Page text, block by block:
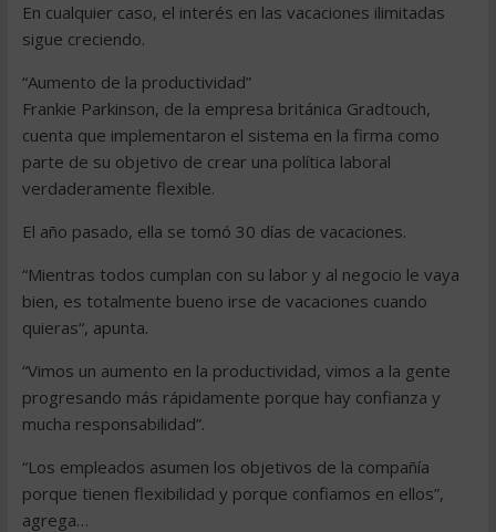
En cualquier caso, el interés en las vacaciones ilimitadas
sigue creciendo.
“Aumento de la productividad”
Frankie Parkinson, de la empresa británica Gradtouch,
cuenta que implementaron el sistema en la firma como
parte de su objetivo de crear una política laboral
verdaderamente flexible.
El año pasado, ella se tomó 30 días de vacaciones.
“Mientras todos cumplan con su labor y al negocio le vaya
bien, es totalmente bueno irse de vacaciones cuando
quieras“, apunta.
“Vimos un aumento en la productividad, vimos a la gente
progresando más rápidamente porque hay confianza y
mucha responsabilidad”.
“Los empleados asumen los objetivos de la compañía
porque tienen flexibilidad y porque confiamos en ellos”,
agrega…